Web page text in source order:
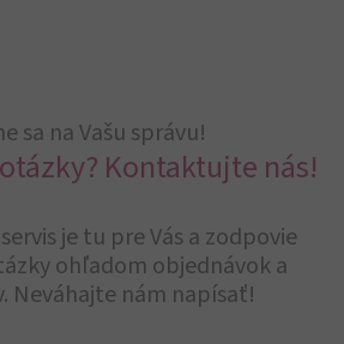
sa na Vašu správu!
Kontaktujte nás!
je tu pre Vás a zodpovie
ohľadom objednávok a
Neváhajte nám napísať!